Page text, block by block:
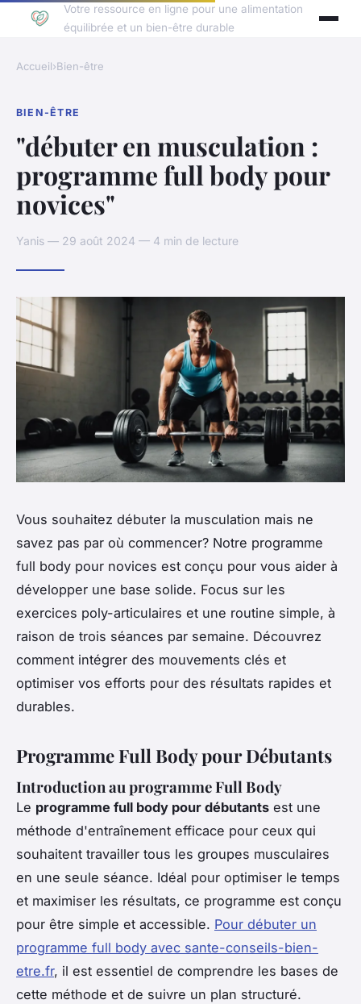
Votre ressource en ligne pour une alimentation
équilibrée et un bien-être durable
Accueil›Bien-être
BIEN-ÊTRE
"débuter en musculation :
programme full body pour
novices"
Yanis — 29 août 2024 — 4 min de lecture
Vous souhaitez débuter la musculation mais ne
savez pas par où commencer? Notre programme
full body pour novices est conçu pour vous aider à
développer une base solide. Focus sur les
exercices poly-articulaires et une routine simple, à
raison de trois séances par semaine. Découvrez
comment intégrer des mouvements clés et
optimiser vos efforts pour des résultats rapides et
durables.
Programme Full Body pour Débutants
Introduction au programme Full Body
Le programme full body pour débutants est une
méthode d'entraînement efficace pour ceux qui
souhaitent travailler tous les groupes musculaires
en une seule séance. Idéal pour optimiser le temps
et maximiser les résultats, ce programme est conçu
pour être simple et accessible. Pour débuter un
programme full body avec sante-conseils-bien-
etre.fr, il est essentiel de comprendre les bases de
cette méthode et de suivre un plan structuré.